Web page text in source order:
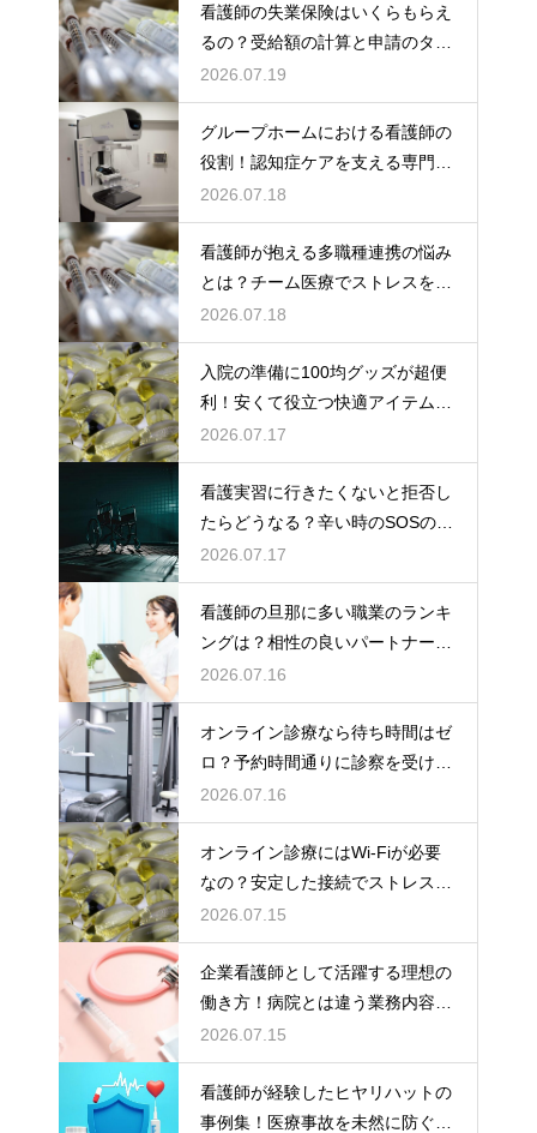
看護師の失業保険はいくらもらえ
るの？受給額の計算と申請のタイ
ミング
2026.07.19
グループホームにおける看護師の
役割！認知症ケアを支える専門的
な力
2026.07.18
看護師が抱える多職種連携の悩み
とは？チーム医療でストレスを減
らす方法
2026.07.18
入院の準備に100均グッズが超便
利！安くて役立つ快適アイテムを
紹介
2026.07.17
看護実習に行きたくないと拒否し
たらどうなる？辛い時のSOSの出
し方
2026.07.17
看護師の旦那に多い職業のランキ
ングは？相性の良いパートナーの
条件と傾向
2026.07.16
オンライン診療なら待ち時間はゼ
ロ？予約時間通りに診察を受ける
コツ
2026.07.16
オンライン診療にはWi-Fiが必要
なの？安定した接続でストレスフ
リーに
2026.07.15
企業看護師として活躍する理想の
働き方！病院とは違う業務内容と
やりがい
2026.07.15
看護師が経験したヒヤリハットの
事例集！医療事故を未然に防ぐた